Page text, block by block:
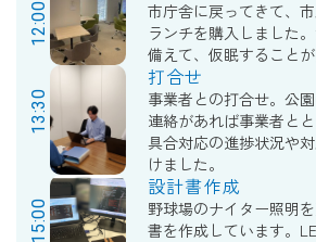
12:00
市庁舎に戻ってきて、
ランチを購入しました
備えて、仮眠することが
13:30
打合せ
事業者との打合せ。公
連絡があれば事業者と
具合対応の進捗状況や
けました。
15:00
設計書作成
野球場のナイター照明
書を作成しています。